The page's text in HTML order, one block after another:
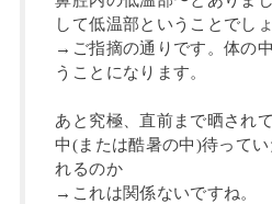
して低温部ということでしょ
→ご指摘の通りです。体の
うことになります。
あと究極、直前まで晒され
中(または酷暑の中)待って
れるのか
→これは関係ないですね。